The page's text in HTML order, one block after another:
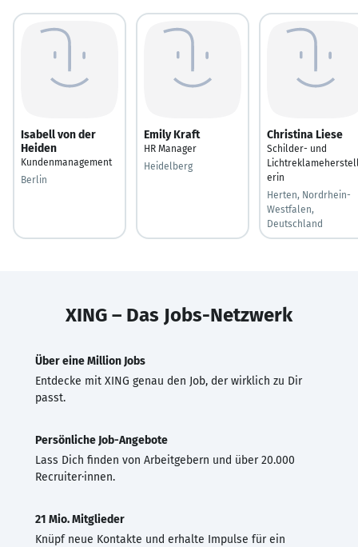
Isabell von der
Heiden
Kundenmanagement
Berlin
Emily Kraft
HR Manager
Heidelberg
Christina Liese
Schilder- und
erin
Herten, Nordrhein-
Westfalen,
Deutschland
XING – Das Jobs-Netzwerk
Über eine Million Jobs
Entdecke mit XING genau den Job, der wirklich zu Dir
passt.
Persönliche Job-Angebote
Lass Dich finden von Arbeitgebern und über 20.000
Recruiter·innen.
21 Mio. Mitglieder
Knüpf neue Kontakte und erhalte Impulse für ein